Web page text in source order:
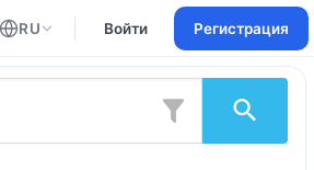
RU Войти Регистрация